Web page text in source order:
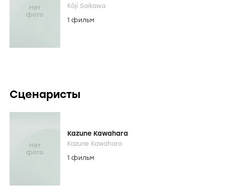
Kôji Saikawa
1 фильм
Сценаристы
Kazune Kawahara
Kazune Kawahara
1 фильм